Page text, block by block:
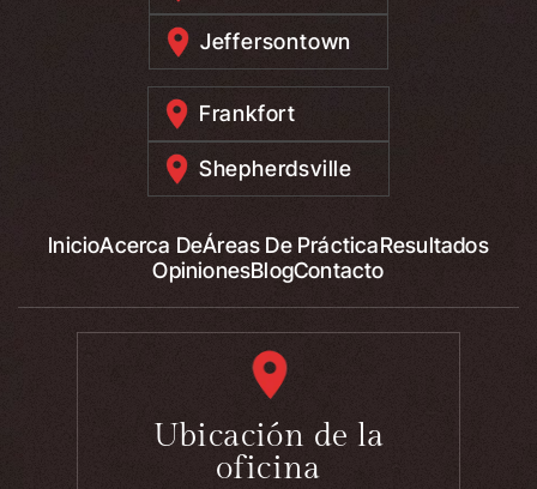
Jeffersontown
Frankfort
Shepherdsville
InicioAcerca DeÁreas De PrácticaResultados
OpinionesBlogContacto
Ubicación de la
oficina